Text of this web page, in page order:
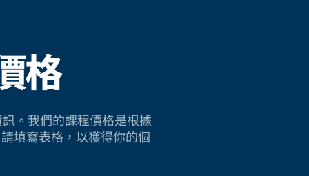
格
。我們的課程價格是根據
填寫表格，以獲得你的個